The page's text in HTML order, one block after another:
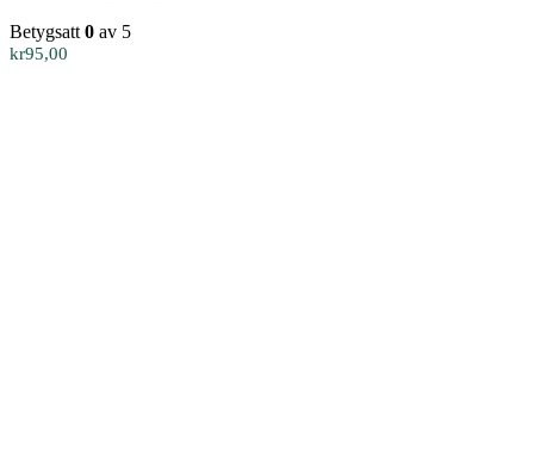
Betygsatt 0 av 5
kr95,00